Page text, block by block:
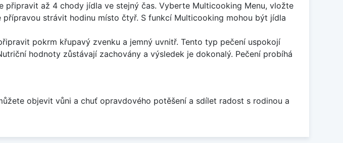
až 4 chody jídla ve stejný čas. Vyberte Multicooking Menu, vložte
strávit hodinu místo čtyř. S funkcí Multicooking mohou být jídla
pokrm křupavý zvenku a jemný uvnitř. Tento typ pečení uspokojí
hodnoty zůstávají zachovány a výsledek je dokonalý. Pečení probíhá
objevit vůni a chuť opravdového potěšení a sdílet radost s rodinou a